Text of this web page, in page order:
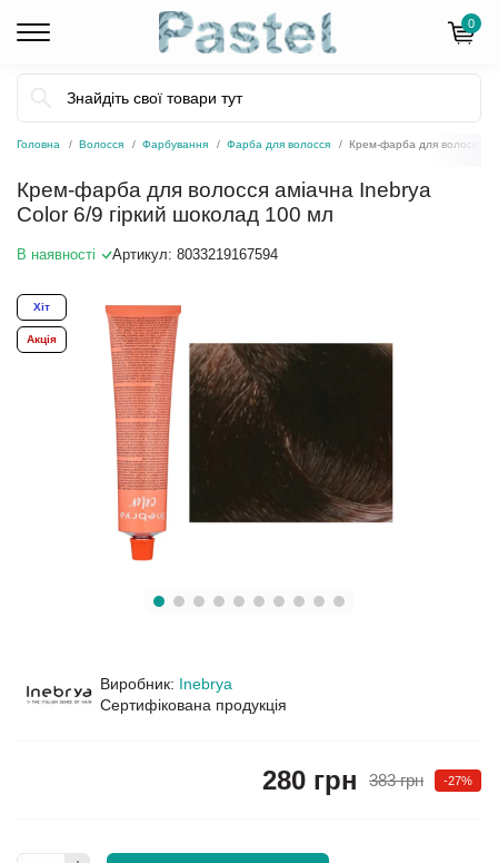
0
Головна Волосся Фарбування Фарба для волосся Крем-фарба для волосся
Крем-фарба для волосся аміачна Inebrya
Color 6/9 гіркий шоколад 100 мл
В наявності Артикул: 8033219167594
Хіт
Акція
Виробник: Inebrya
Сертифікована продукція
383 грн -27%
280 грн